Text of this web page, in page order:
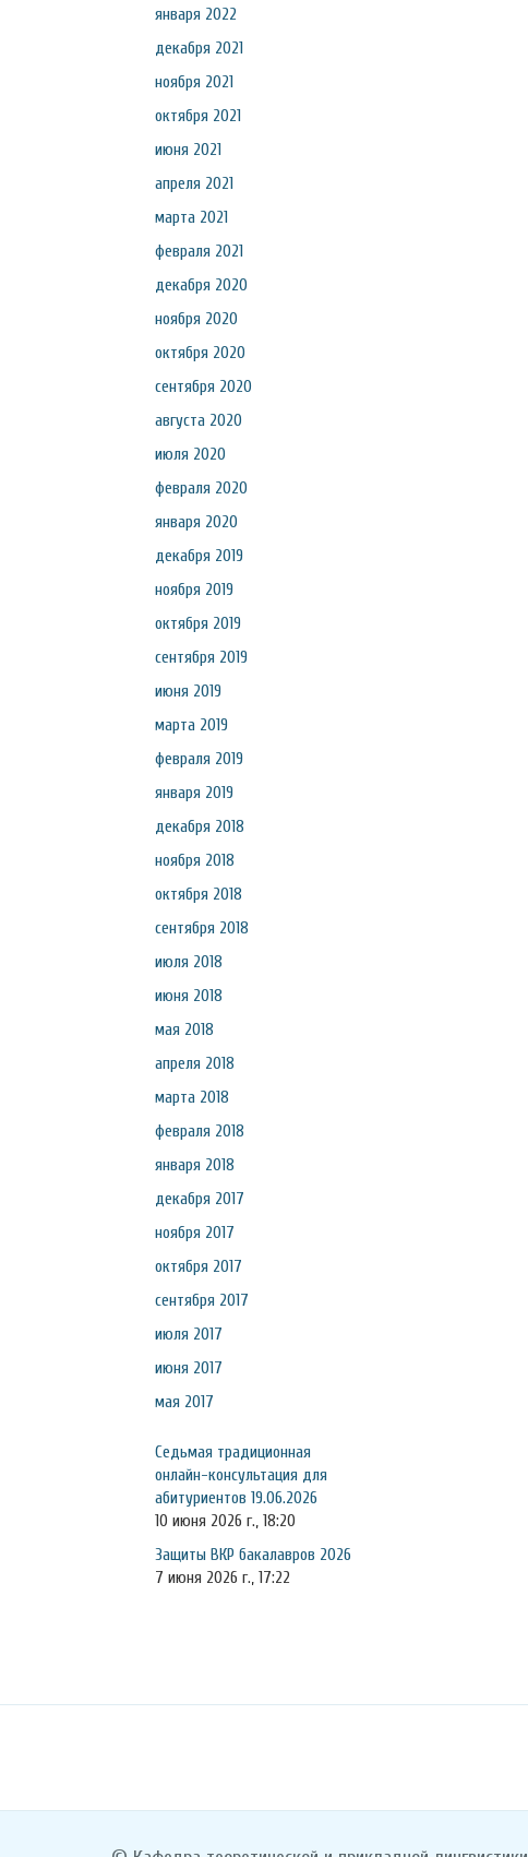
января 2022
декабря 2021
ноября 2021
октября 2021
июня 2021
апреля 2021
марта 2021
февраля 2021
декабря 2020
ноября 2020
октября 2020
сентября 2020
августа 2020
июля 2020
февраля 2020
января 2020
декабря 2019
ноября 2019
октября 2019
сентября 2019
июня 2019
марта 2019
февраля 2019
января 2019
декабря 2018
ноября 2018
октября 2018
сентября 2018
июля 2018
июня 2018
мая 2018
апреля 2018
марта 2018
февраля 2018
января 2018
декабря 2017
ноября 2017
октября 2017
сентября 2017
июля 2017
июня 2017
мая 2017
Седьмая традиционная
онлайн-консультация для
абитуриентов 19.06.2026
10 июня 2026 г., 18:20
Защиты ВКР бакалавров 2026
7 июня 2026 г., 17:22